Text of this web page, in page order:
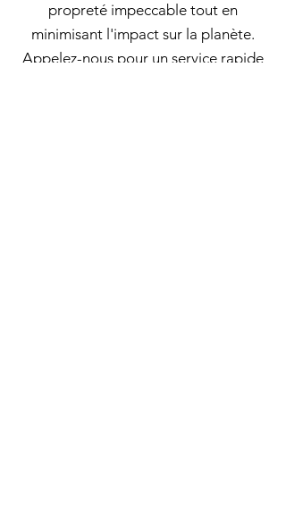
propreté impeccable tout en
minimisant l'impact sur la planète.
Appelez-nous pour un service rapide